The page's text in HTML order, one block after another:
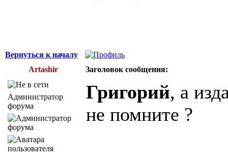
Вернуться к началу
Artashir
Заголовок сообщения:
Администратор
форума
Григорий, а
не помните ?